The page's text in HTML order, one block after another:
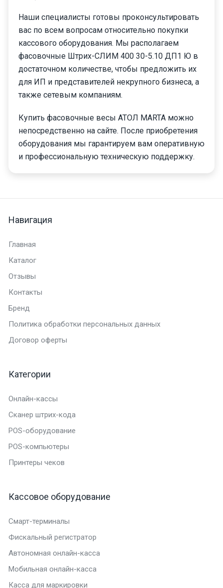
Наши специалисты готовы проконсультировать
вас по всем вопросам относительно покупки
кассового оборудования. Мы располагаем
фасовочные Штрих-СЛИМ 400 30-5.10 ДП1 Ю в
достаточном количестве, чтобы предложить их
для ИП и представителей некрупного бизнеса, а
также сетевым компаниям.
Купить фасовочные весы АТОЛ MARTA можно
непосредственно на сайте. После приобретения
оборудования мы гарантируем вам оперативную
и профессиональную техническую поддержку.
Навигация
Главная
Каталог
Отзывы
Контакты
Бренд
Политика обработки персональных данных
Договор оферты
Категории
Онлайн-кассы
Сканер штрих-кода
POS-оборудование
POS-компьютеры
Принтеры чеков
Кассовое оборудование
Смарт-терминалы
Фискальный регистратор
Автономная онлайн-касса
Мобильная онлайн-касса
Касса для маркировки